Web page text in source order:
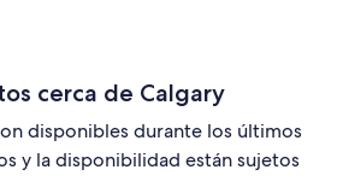
cerca de Calgary
disponibles durante los últimos
y la disponibilidad están sujetos